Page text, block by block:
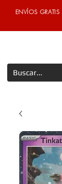
ENVÍOS